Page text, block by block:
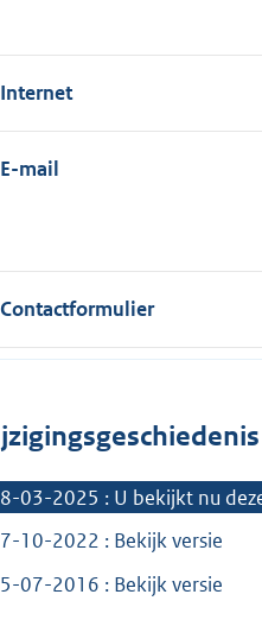
Internet
E-mail
Contactformulier
03-2025 : U bekijkt nu
10-2022 : Bekijk versie
07-2016 : Bekijk versie